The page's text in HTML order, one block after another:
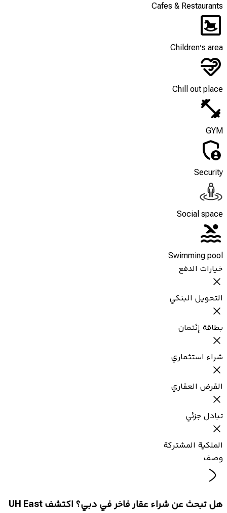
Cafes & Restaurants
Children's area
Chill out place
GYM
Security
Social space
Swimming pool
خيارات الدفع
التحويل البنكي
بطاقة إئتمان
شراء استثماري
القرض العقاري
تبادل جزئي
الملكية المشتركة
وصف
هل تبحث عن شراء عقار فاخر في دبي؟ اكتشف UH East